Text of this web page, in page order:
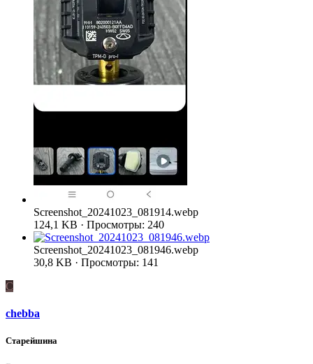
Screenshot_20241023_081914.webp
124,1 KB · Просмотры: 240
Screenshot_20241023_081946.webp
30,8 KB · Просмотры: 141
C
chebba
Старейшина